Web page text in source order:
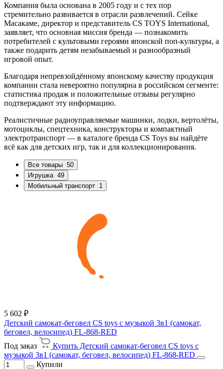
Компания была основана в 2005 году и с тех пор
стремительно развивается в отрасли развлечений. Сейке
Масакаме, директор и представитель CS TOYS International,
заявляет, что основная миссия бренда — познакомить
потребителей с культовыми героями японской поп-культуры, а
также подарить детям незабываемый и разнообразный
игровой опыт.
Благодаря непревзойдённому японскому качеству продукция
компании стала невероятно популярна в российском сегменте:
статистика продаж и положительные отзывы регулярно
подтверждают эту информацию.
Реалистичные радиоуправляемые машинки, лодки, вертолёты,
мотоциклы, спецтехника, конструкторы и компактный
электротранспорт — в каталоге бренда CS Toys вы найдёте
всё как для детских игр, так и для коллекционирования.
Все товары 50
Игрушка 49
Мобильный транспорт 1
5 602 ₽
Детский самокат-беговел CS toys с музыкой 3в1 (самокат,
беговел, велосипед) FL-868-RED
Под заказ
Купить Детский самокат-беговел CS toys с
музыкой 3в1 (самокат, беговел, велосипед) FL-868-RED
Купили